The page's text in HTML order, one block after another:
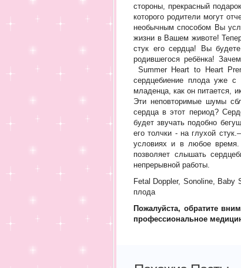
стороны, прекрасный
которого родители могут
необычным способом Вы
жизни в Вашем животе!
стук его сердца! Вы
родившегося ребёнка!
Summer Heart to Heart
сердцебиение плода уже с
младенца, как он питается,
Эти неповторимые шумы
сердца в этот период?
будет звучать подобно
его толчки - на глухой
условиях и в любое время.
позволяет слышать
непрерывной работы.
Fetal Doppler, Sonoline, Baby
плода
Пожалуйста, обратите
профессиональное